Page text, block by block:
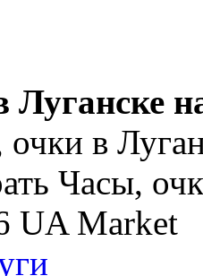
Луганске
в
Часы,
UA Market